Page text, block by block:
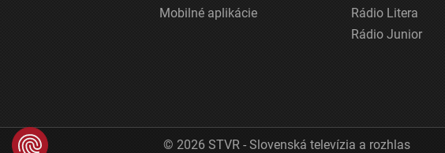
Mobilné aplikácie
Rádio Litera
Rádio Junior
© 2026 STVR - Slovenská televízia a rozhlas